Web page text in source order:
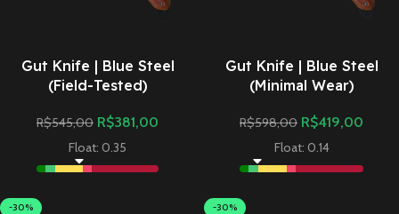
Gut Knife | Blue Steel
(Field-Tested)
R$545,00 R$381,00
Float: 0.35
Gut Knife | Blue Steel
(Minimal Wear)
R$598,00 R$419,00
Float: 0.14
-30% -30%